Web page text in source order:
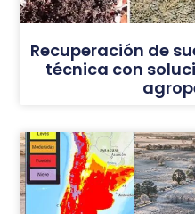
Recuperación de
técnica con